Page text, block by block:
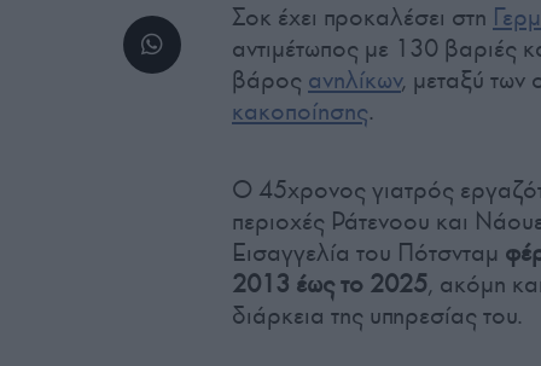
Σοκ έχει προκαλέσει στη
αντιμέτωπος με 130 βαριές
βάρος ανηλίκων, μεταξύ των
κακοποίησης.
Ο 45χρονος γιατρός
περιοχές Ράτενοου και
Εισαγγελία του Πότσνταμ
2013 έως το 2025, ακόμη
διάρκεια της υπηρεσίας του.